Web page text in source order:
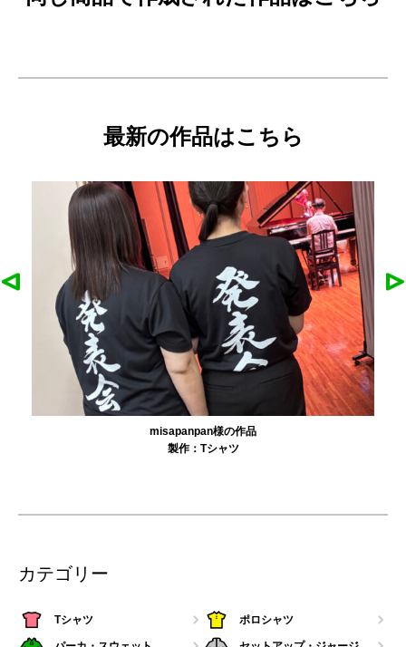
最新の作品はこちら
misapanpan様の作品
製作： Tシャツ
カテゴリー
Tシャツ ポロシャツ